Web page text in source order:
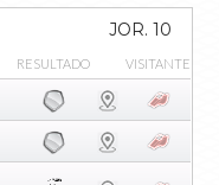
JOR. 10
RESULTADO VISITANTE